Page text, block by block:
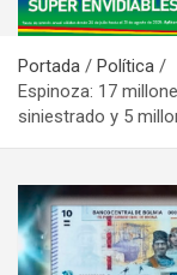
d
e
r
t
s
e
m
Portada
Política
Espinoza: 17
siniestrado y 5